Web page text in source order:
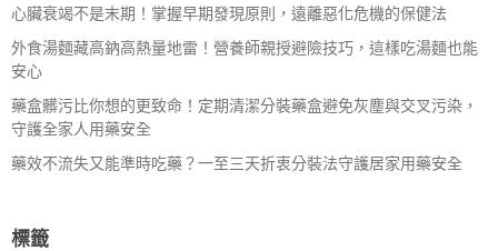
心臟衰竭不是末期！掌握早期發現原則，遠離惡化危機的保健法
外食湯麵藏高鈉高熱量地雷！營養師親授避險技巧，這樣吃湯麵也能
安心
藥盒髒污比你想的更致命！定期清潔分裝藥盒避免灰塵與交叉污染，
守護全家人用藥安全
藥效不流失又能準時吃藥？一至三天折衷分裝法守護居家用藥安全
標籤